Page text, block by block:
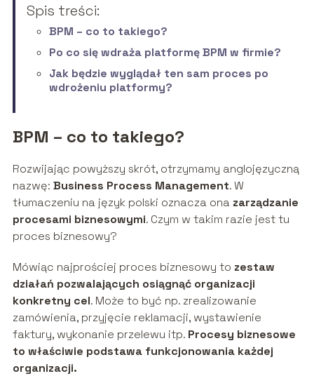
Spis treści:
BPM – co to takiego?
Po co się wdraża platformę BPM w firmie?
Jak będzie wyglądał ten sam proces po
wdrożeniu platformy?
BPM – co to takiego?
Rozwijając powyższy skrót, otrzymamy anglojęzyczną
nazwę: Business Process Management. W
tłumaczeniu na język polski oznacza ona zarządzanie
procesami biznesowymi. Czym w takim razie jest tu
proces biznesowy?
Mówiąc najprościej proces biznesowy to zestaw
działań pozwalających osiągnąć organizacji
konkretny cel. Może to być np. zrealizowanie
zamówienia, przyjęcie reklamacji, wystawienie
faktury, wykonanie przelewu itp. Procesy biznesowe
to właściwie podstawa funkcjonowania każdej
organizacji.